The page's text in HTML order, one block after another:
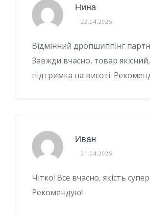
Нина
22.04.2025
Відмінний дропшиппінг
Завжди вчасно, товар якісний,
підтримка на висоті.
Иван
21.04.2025
Чітко! Все вчасно, якість супер.
Рекомендую!